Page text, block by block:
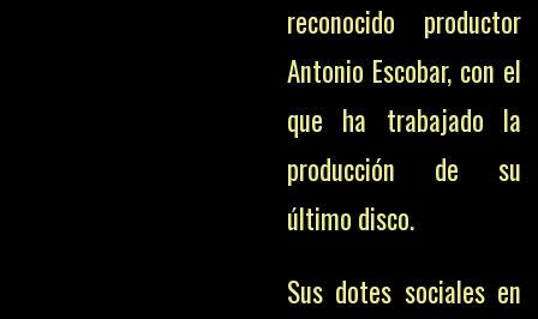
reconocido productor
Antonio Escobar, con el
que ha trabajado la
producción de su
último disco.
Sus dotes sociales en